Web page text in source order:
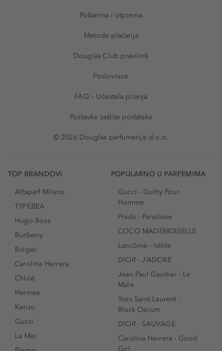
Poštarina i otprema
Metode plaćanja
Douglas Club pravilnik
Poslovnice
FAQ – Učestala pitanja
Postavke zaštite podataka
© 2026 Douglas parfumerije d.o.o.
TOP BRANDOVI
Alfaparf Milano
TYPEBEA
Hugo Boss
Burberry
Bvlgari
Carolina Herrera
Chloé
Hermes
Kenzo
Gucci
La Mer
POPULARNO U PARFEMIMA
Gucci - Guilty Pour
Homme
Prada - Paradoxe
COCO MADEMOISELLE
Lancôme - Idôle
DIOR - J’ADORE
Jean Paul Gaultier - Le
Male
Yves Saint Laurent -
Black Opium
DIOR - SAUVAGE
Carolina Herrera - Good
Girl